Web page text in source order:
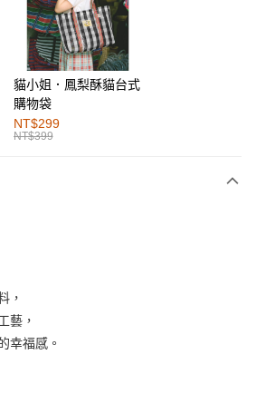
含以上)免運費
含以上)免運費
含以上)免運費
貓小姐．鳳梨酥貓台式
購物袋
NT$299
NT$399
，
藝，
幸福感。